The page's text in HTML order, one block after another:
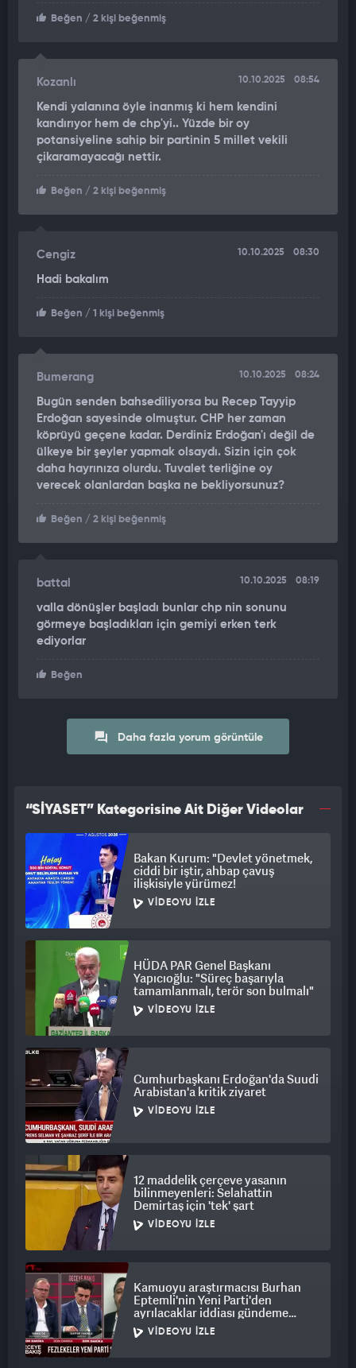
Beğen / 2 kişi beğenmiş
Kozanlı 10.10.2025 08:54
Kendi yalanına öyle inanmış ki hem kendini
kandırıyor hem de chp'yi.. Yüzde bir oy
potansiyeline sahip bir partinin 5 millet vekili
çikaramayacağı nettir.
Beğen / 2 kişi beğenmiş
Cengiz 10.10.2025 08:30
Hadi bakalım
Beğen / 1 kişi beğenmiş
Bumerang 10.10.2025 08:24
Bugün senden bahsediliyorsa bu Recep Tayyip
Erdoğan sayesinde olmuştur. CHP her zaman
köprüyü geçene kadar. Derdiniz Erdoğan'ı değil de
ülkeye bir şeyler yapmak olsaydı. Sizin için çok
daha hayrınıza olurdu. Tuvalet terliğine oy
verecek olanlardan başka ne bekliyorsunuz?
Beğen / 2 kişi beğenmiş
battal 10.10.2025 08:19
valla dönüşler başladı bunlar chp nin sonunu
görmeye başladıkları için gemiyi erken terk
ediyorlar
Beğen
Daha fazla yorum görüntüle
“SİYASET” Kategorisine Ait Diğer Videolar
Bakan Kurum: "Devlet yönetmek,
ciddi bir iştir, ahbap çavuş
ilişkisiyle yürümez!
VIDEOYU İZLE
HÜDA PAR Genel Başkanı
Yapıcıoğlu: "Süreç başarıyla
tamamlanmalı, terör son bulmalı"
VIDEOYU İZLE
Cumhurbaşkanı Erdoğan'da Suudi
Arabistan'a kritik ziyaret
VIDEOYU İZLE
12 maddelik çerçeve yasanın
bilinmeyenleri: Selahattin
Demirtaş için 'tek' şart
VIDEOYU İZLE
Kamuoyu araştırmacısı Burhan
Eptemli'nin Yeni Parti'den
ayrılacaklar iddiası gündeme
bomba gibi düştü
VIDEOYU İZLE